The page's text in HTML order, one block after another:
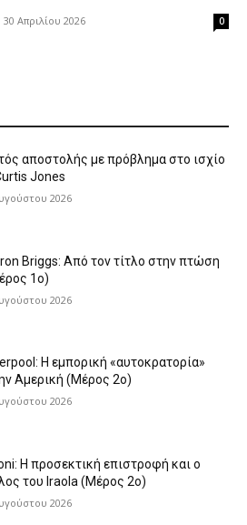
30 Απριλίου 2026 0
αποστολής με πρόβλημα στο ισχίο
Jones
2026
Briggs: Από τον τίτλο στην πτώση
1ο)
2026
Η εμπορική «αυτοκρατορία»
Αμερική (Μέρος 2ο)
2026
Η προσεκτική επιστροφή και ο
του Iraola (Μέρος 2ο)
2026